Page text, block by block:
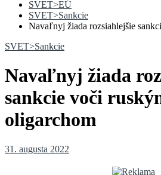
SVET>EÚ
SVET>Sankcie
Navaľnyj žiada rozsiahlejšie
SVET>Sankcie
Navaľnyj žiada
sankcie voči
oligarchom
31. augusta 2022